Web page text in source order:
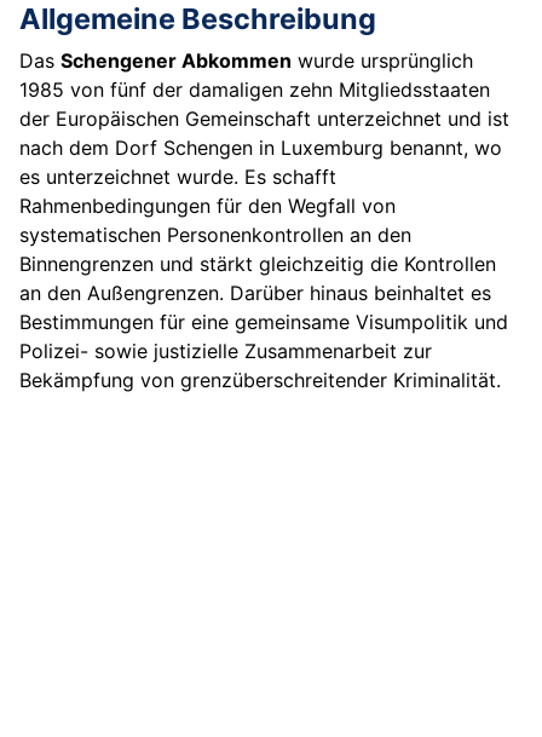
Allgemeine Beschreibung
Das Schengener Abkommen wurde ursprünglich
1985 von fünf der damaligen zehn Mitgliedsstaaten
der Europäischen Gemeinschaft unterzeichnet und ist
nach dem Dorf Schengen in Luxemburg benannt, wo
es unterzeichnet wurde. Es schafft
Rahmenbedingungen für den Wegfall von
systematischen Personenkontrollen an den
Binnengrenzen und stärkt gleichzeitig die Kontrollen
an den Außengrenzen. Darüber hinaus beinhaltet es
Bestimmungen für eine gemeinsame Visumpolitik und
Polizei- sowie justizielle Zusammenarbeit zur
Bekämpfung von grenzüberschreitender Kriminalität.